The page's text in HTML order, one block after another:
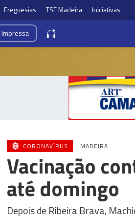
Freguesias TSF Madeira Iniciativas
Impressa
CORONAVÍRUS MADEIRA
Vacinação
até domingo
Depois de Ribeira Brava,